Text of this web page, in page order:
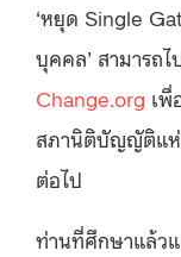
‘หยุด Single
บุคคล’ สามารถ
Change.org เพื
สภานิติบัญญัติแห่
ต่อไป
ท่านที่ศึกษาแล้ว